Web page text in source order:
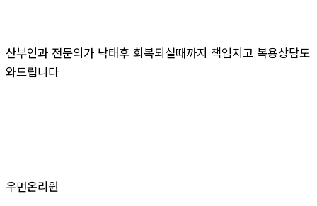
산부인과 전문의가 낙태후 회복되실때까지 책임지고 복용상담도
와드립니다
우먼온리원